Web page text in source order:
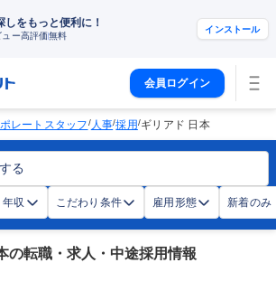
しをもっと便利に！
ュー高評価無料
インストール
会員ログイン
レートスタッフ/人事/採用/ギリアド 日本
る
年収 こだわり条件 雇用形態 新着のみ
の転職・求人・中途採用情報